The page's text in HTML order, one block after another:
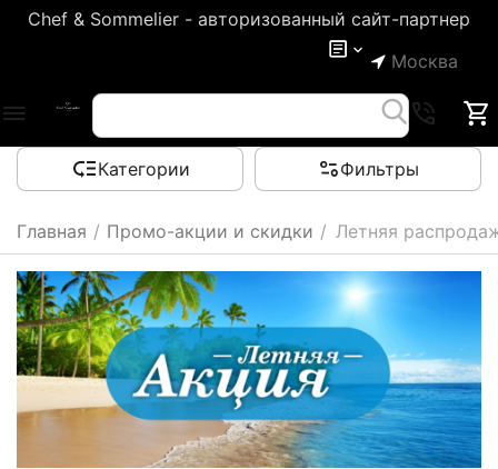
Chef & Sommelier - авторизованный сайт-партнер
Москва
Категории Фильтры
Главная / Промо-акции и скидки / Летняя